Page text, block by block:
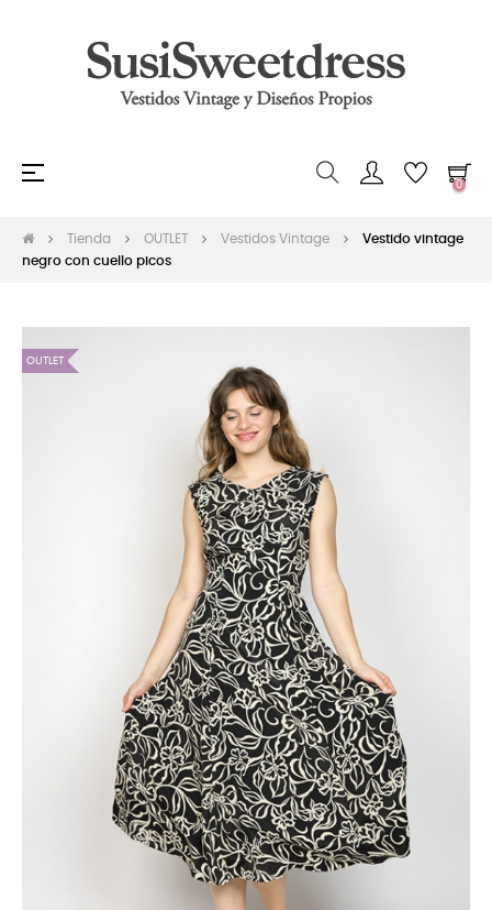
Navegación
☰
0
Tienda OUTLET Vestidos Vintage
Vestido vintage
negro con cuello picos
OUTLET